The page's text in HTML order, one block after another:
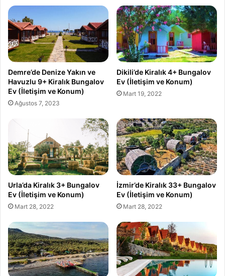
Demre’de Denize Yakın ve
Havuzlu 9+ Kiralık Bungalov
Ev (İletişim ve Konum)
Ağustos 7, 2023
Dikili’de Kiralık 4+ Bungalov
Ev (İletişim ve Konum)
Mart 19, 2022
Urla’da Kiralık 3+ Bungalov
Ev (İletişim ve Konum)
Mart 28, 2022
İzmir’de Kiralık 33+ Bungalov
Ev (İletişim ve Konum)
Mart 28, 2022